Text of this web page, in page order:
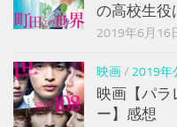
の高校生役
2019年6月16
映画/ 2019年
映画【パラ
ー】感想